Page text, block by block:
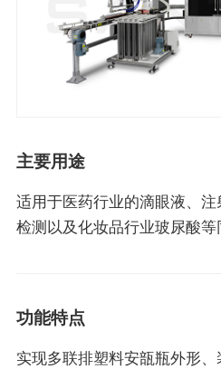
主要用途
适用于医药行业的滴眼液、
检测以及化妆品行业玻尿酸等
功能特点
实现多联排塑料安瓿瓶外形